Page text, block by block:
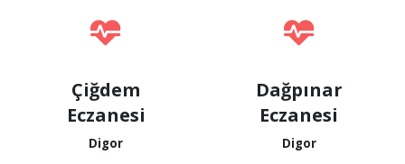
Çiğdem
Eczanesi
Digor
Dağpınar
Eczanesi
Digor